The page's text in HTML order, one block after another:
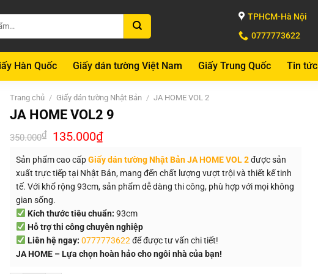
TPHCM-Hà Nội
0777773622
Hàn Quốc Giấy dán tường Việt Nam Giấy Trung Quốc Tin tức
Trang chủ / Giấy dán tường Nhật Bản / JA HOME VOL 2
JA HOME VOL2 9
350.000₫ Giá
gốc
350.000₫.
135.000₫Giá
hiện
là:
135.000₫.
Sản phẩm cao cấpGiấy dán tường Nhật Bản JA HOME VOL 2được sản
xuất trực tiếp tại Nhật Bản, mang đến chất lượng vượt trội và thiết kế tinh
tế. Với khổ rộng 93cm, sản phẩm dễ dàng thi công, phù hợp với mọi không
gian sống.
Kích thước tiêu chuẩn: 93cm
Hỗ trợ thi công chuyên nghiệp
Liên hệ ngay: 0777773622 để được tư vấn chi tiết!
JA HOME – Lựa chọn hoàn hảo cho ngôi nhà của bạn!